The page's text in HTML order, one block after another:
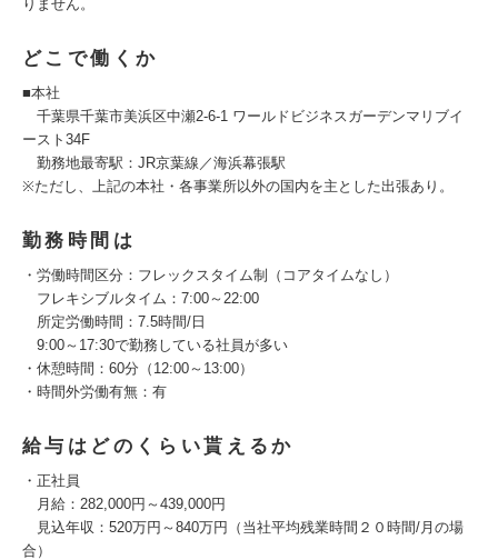
りません。
どこで働くか
■本社
千葉県千葉市美浜区中瀬2-6-1 ワールドビジネスガーデンマリブイ
ースト34F
勤務地最寄駅：JR京葉線／海浜幕張駅
※ただし、上記の本社・各事業所以外の国内を主とした出張あり。
勤務時間は
・労働時間区分：フレックスタイム制（コアタイムなし）
フレキシブルタイム：7:00～22:00
所定労働時間：7.5時間/日
9:00～17:30で勤務している社員が多い
・休憩時間：60分（12:00～13:00）
・時間外労働有無：有
給与はどのくらい貰えるか
・正社員
月給：282,000円～439,000円
見込年収：520万円～840万円（当社平均残業時間２０時間/月の場
合）